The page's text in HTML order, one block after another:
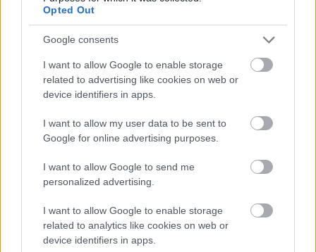
Opted Out
Google consents
I want to allow Google to enable storage
related to advertising like cookies on web or
device identifiers in apps.
I want to allow my user data to be sent to
Google for online advertising purposes.
I want to allow Google to send me
personalized advertising.
I want to allow Google to enable storage
related to analytics like cookies on web or
device identifiers in apps.
Λιβάι Γκαρσία - Παναθηναϊκός: Τα οικονομικά δεδομένα του
Νέντοβιτς για Γουόκαπ: «Είναι από τους πιο... βρώμικους